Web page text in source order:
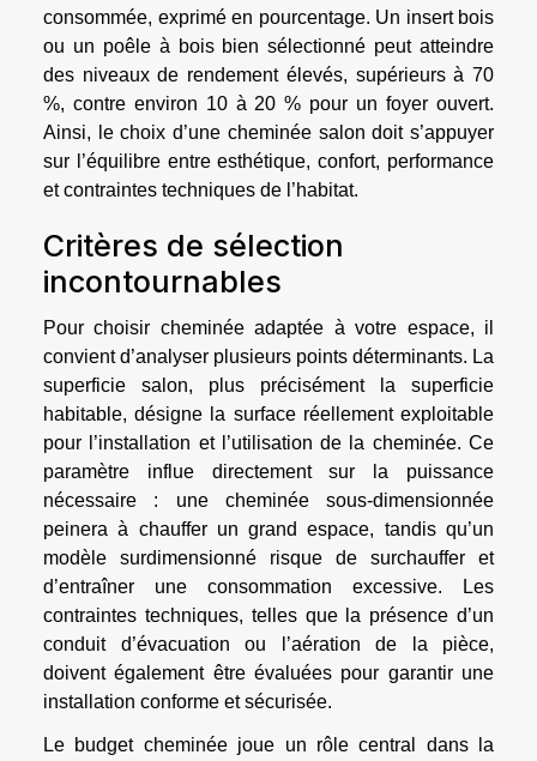
consommée, exprimé en pourcentage. Un insert bois
ou un poêle à bois bien sélectionné peut atteindre
des niveaux de rendement élevés, supérieurs à 70
%, contre environ 10 à 20 % pour un foyer ouvert.
Ainsi, le choix d’une cheminée salon doit s’appuyer
sur l’équilibre entre esthétique, confort, performance
et contraintes techniques de l’habitat.
Critères de sélection
incontournables
Pour choisir cheminée adaptée à votre espace, il
convient d’analyser plusieurs points déterminants. La
superficie salon, plus précisément la superficie
habitable, désigne la surface réellement exploitable
pour l’installation et l’utilisation de la cheminée. Ce
paramètre influe directement sur la puissance
nécessaire : une cheminée sous-dimensionnée
peinera à chauffer un grand espace, tandis qu’un
modèle surdimensionné risque de surchauffer et
d’entraîner une consommation excessive. Les
contraintes techniques, telles que la présence d’un
conduit d’évacuation ou l’aération de la pièce,
doivent également être évaluées pour garantir une
installation conforme et sécurisée.
Le budget cheminée joue un rôle central dans la